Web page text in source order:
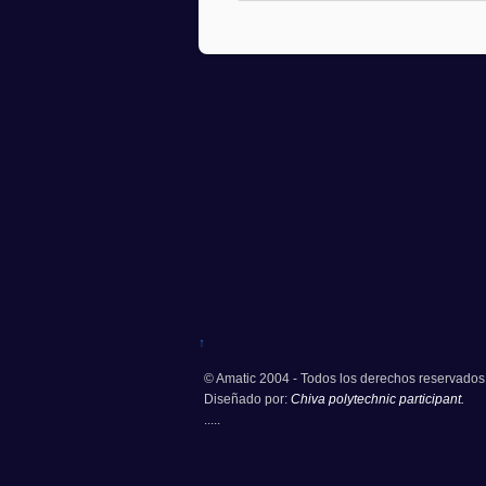
↑
© Amatic 2004 - Todos los derechos
Diseñado por: Chiva polytechnic participant.